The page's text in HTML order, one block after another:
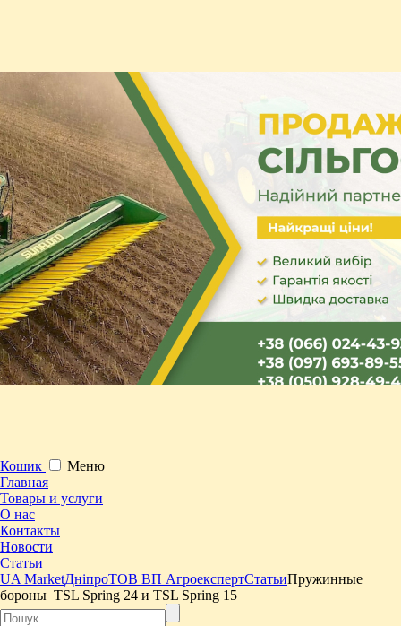
Кошик
Меню
Главная
Товары и услуги
О нас
Контакты
Новости
Статьи
UA MarketДніпроТОВ ВП АгроекспертСтатьиПружинные
бороны ​ TSL Spring 24 и TSL Spring 15